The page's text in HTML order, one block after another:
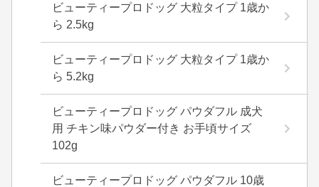
ビューティープロドッグ 大粒タイプ 1歳か
ら 2.5kg
ビューティープロドッグ 大粒タイプ 1歳か
ら 5.2kg
ビューティープロドッグ パウダフル 成犬
用 チキン味パウダー付き お手頃サイズ
102g
ビューティープロドッグ パウダフル 10歳